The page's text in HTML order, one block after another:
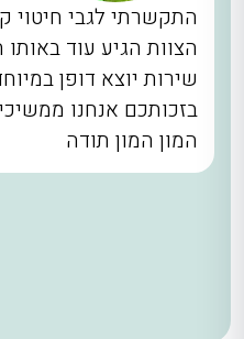
התקשרתי לגבי חיטוי
הצוות הגיע עוד
שירות יוצא דופן
בזכותכם אנחנו
המון המון תודה